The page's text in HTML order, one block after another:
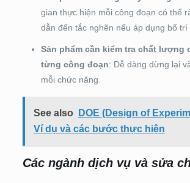
gian thực hiện mỗi công đoạn có thể
dẫn đến tắc nghẽn nếu áp dụng bố trí
Sản phẩm cần kiểm tra chất lượng
từng công đoạn: Dễ dàng dừng lại
mỗi chức năng.
See also
DOE (Design of
Ví dụ và các bước thực hiện
Các ngành dịch vụ và sửa